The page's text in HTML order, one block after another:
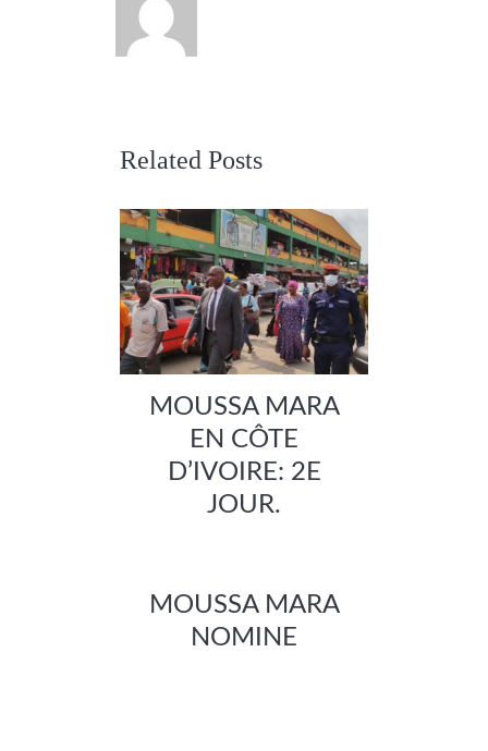
Related Posts
MOUSSA MARA
EN CÔTE
D’IVOIRE: 2E
JOUR.
MOUSSA MARA
NOMINE